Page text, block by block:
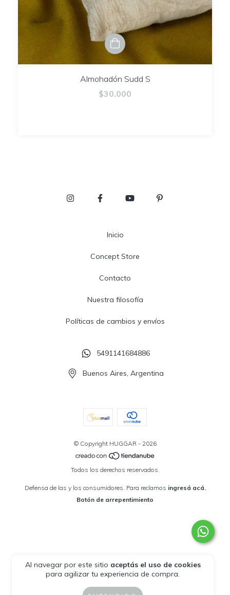
Al navegar por este sitio aceptás el uso de cookies
para agilizar tu experiencia de compra.
Almohadón Sudd S
$30.000
Inicio
Concept Store
Contacto
Nuestra filosofía
Políticas de cambios y envíos
5491141684886
Buenos Aires, Argentina
© Copyright HUGGAR - 2026
Todos los derechos reservados.
Defensa de las y los consumidores. Para reclamos ingresá acá.
Botón de arrepentimiento